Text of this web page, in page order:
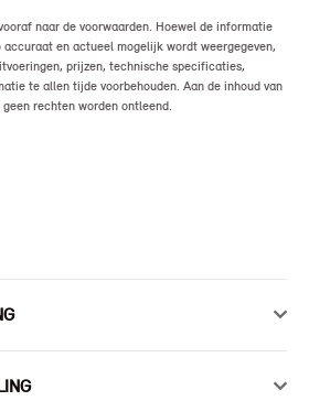
naar de voorwaarden. Hoewel de informatie
accuraat en actueel mogelijk wordt weergegeven,
prijzen, technische specificaties,
te allen tijde voorbehouden. Aan de inhoud van
rechten worden ontleend.